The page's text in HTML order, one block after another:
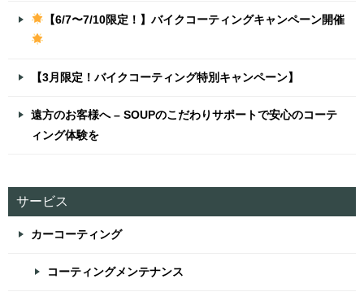
【6/7〜7/10限定！】バイクコーティングキャンペーン開催
【3月限定！バイクコーティング特別キャンペーン】
遠方のお客様へ – SOUPのこだわりサポートで安心のコーテ
ィング体験を
サービス
カーコーティング
コーティングメンテナンス